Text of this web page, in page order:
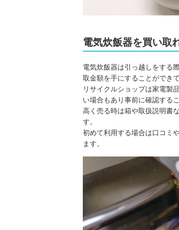
電気炊飯器を買い取
電気炊飯器は引っ越しをする
取金額を手にすることができ
リサイクルショップは家電製
い場合もあり事前に確認する
高く売る時は箱や取扱説明書
す。
初めて利用する場合は口コミ
ます。